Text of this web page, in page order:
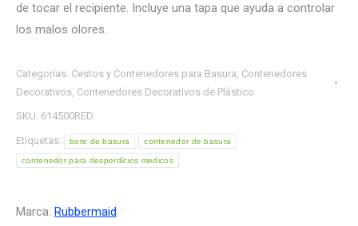
de tocar el recipiente. Incluye una tapa que ayuda a controlar
los malos olores.
Categorías: Cestos y Contenedores para Basura, Contenedores
Decorativos, Contenedores Decorativos de Plástico
SKU: 614500RED
Etiquetas: bote de basura contenedor de basura
contenedor para desperdicios medicos
Marca: Rubbermaid